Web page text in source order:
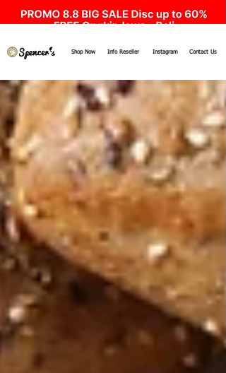
Shop Now Info Reseller Instagram Contact Us